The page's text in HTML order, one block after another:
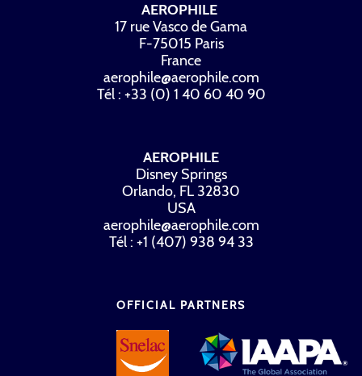
AEROPHILE
17 rue Vasco de Gama
F-75015 Paris
France
aerophile@aerophile.com
Tél : +33 (0) 1 40 60 40 90
AEROPHILE
Disney Springs
Orlando, FL 32830
USA
aerophile@aerophile.com
Tél : +1 (407) 938 94 33
OFFICIAL PARTNERS